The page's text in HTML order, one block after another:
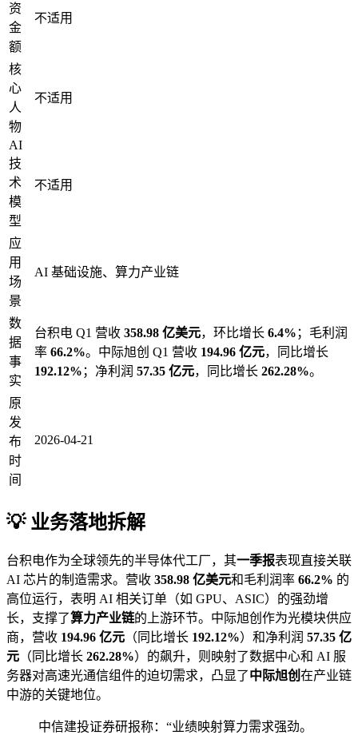
资
金
额
不适用
核
心
人
物
不适用
AI
技
术
模
型
不适用
应
用
场
景
AI 基础设施、算力产业链
数
据
事
实
台积电 Q1 营收 358.98 亿美元，环比增长 6.4% ；毛利润
率 66.2%。中际旭创 Q1 营收 194.96 亿元，同比增长
192.12% ；净利润 57.35 亿元，同比增长 262.28%。
原
发
布
时
间
2026-04-21
💡 业务落地拆解
台积电作为全球领先的半导体代工厂，其一季报表现直接关联
AI 芯片的制造需求。营收 358.98 亿美元和毛利润率 66.2% 的
高位运行，表明 AI 相关订单（如 GPU、ASIC）的强劲增
长，支撑了算力产业链的上游环节。中际旭创作为光模块供应
商，营收 194.96 亿元 （同比增长 192.12%）和净利润 57.35 亿
元 （同比增长 262.28%）的飙升，则映射了数据中心和 AI 服
务器对高速光通信组件的迫切需求，凸显了中际旭创 在产业链
中游的关键地位。
中信建投证券研报称：“业绩映射算力需求强劲。